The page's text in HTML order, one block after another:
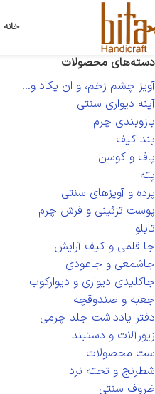
خانه
دسته‌های محصولات
آویز چشم زخم، و ان یکاد و...
آینه دیواری سنتی
بازوبندی چرم
بند کیف
پاف و کوسن
پته
پرده و آویزهای سنتی
پوست تزئینی و فرش چرم
تابلو
جا قلمی و کیف آرایش
جاشمعی و جاعودی
جاکلیدی دیواری و دیوارکوب
جعبه و صندوقچه
دفتر یادداشت جلد چرمی
زیورآلات و دستبند
ست محصولات
شطرنج و تخته نرد
ظروف سنتی